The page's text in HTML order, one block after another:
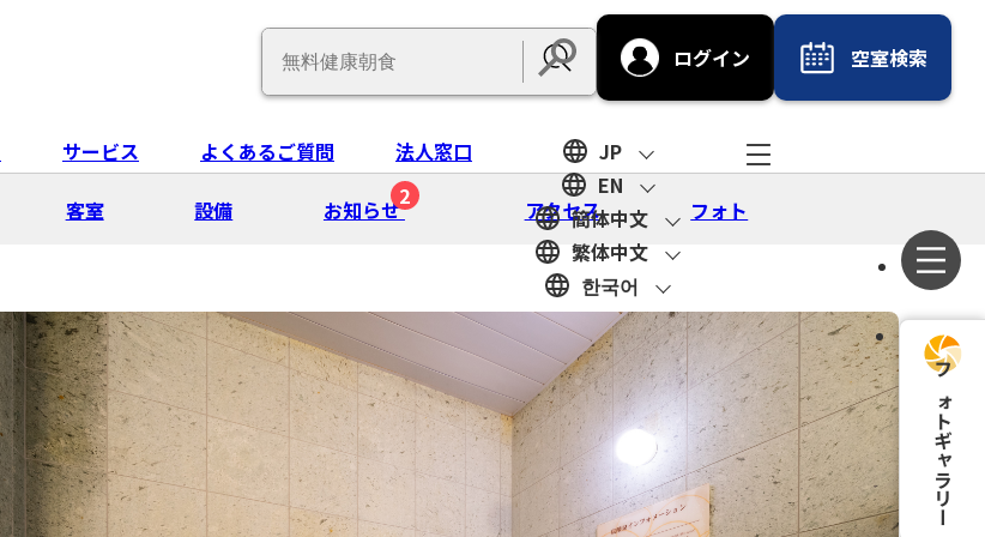
Submit
ログイン 空室検索
サービス よくあるご質問 法人窓口
JP
EN
簡体中文
繁体中文
한국어
客室 設備 お知らせ2 アクセス フォト
フォトギャラリー